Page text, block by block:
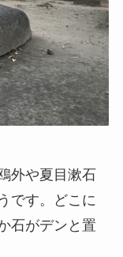
外や夏目漱石
です。どこに
石がデンと置